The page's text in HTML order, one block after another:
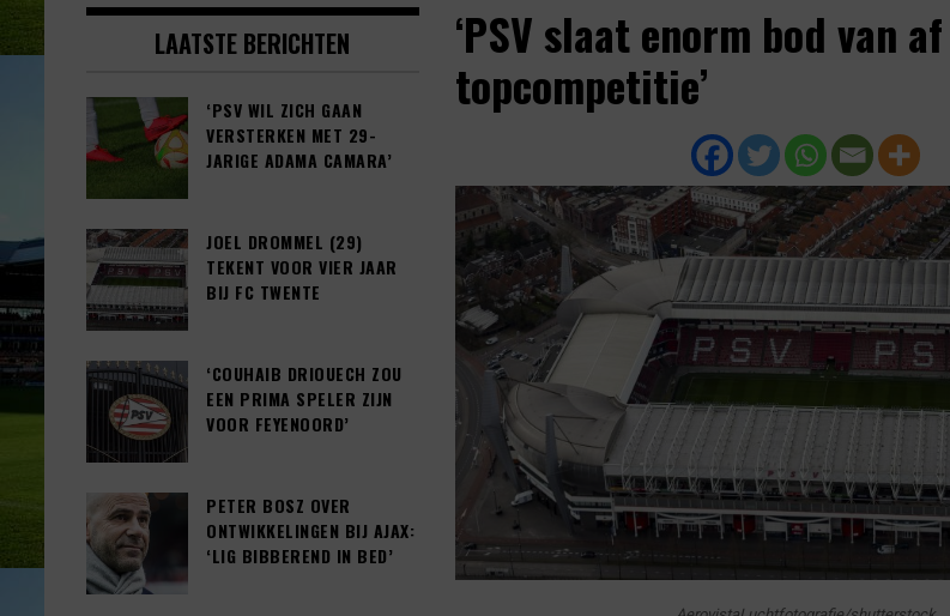
‘PSV slaat enorm bod van
topcompetitie’
LAATSTE BERICHTEN
‘PSV WIL ZICH GAAN
VERSTERKEN MET 29-
JARIGE ADAMA CAMARA’
JOEL DROMMEL (29)
TEKENT VOOR VIER JAAR
BIJ FC TWENTE
‘COUHAIB DRIOUECH ZOU
EEN PRIMA SPELER ZIJN
VOOR FEYENOORD’
PETER BOSZ OVER
ONTWIKKELINGEN BIJ AJAX:
‘LIG BIBBEREND IN BED’